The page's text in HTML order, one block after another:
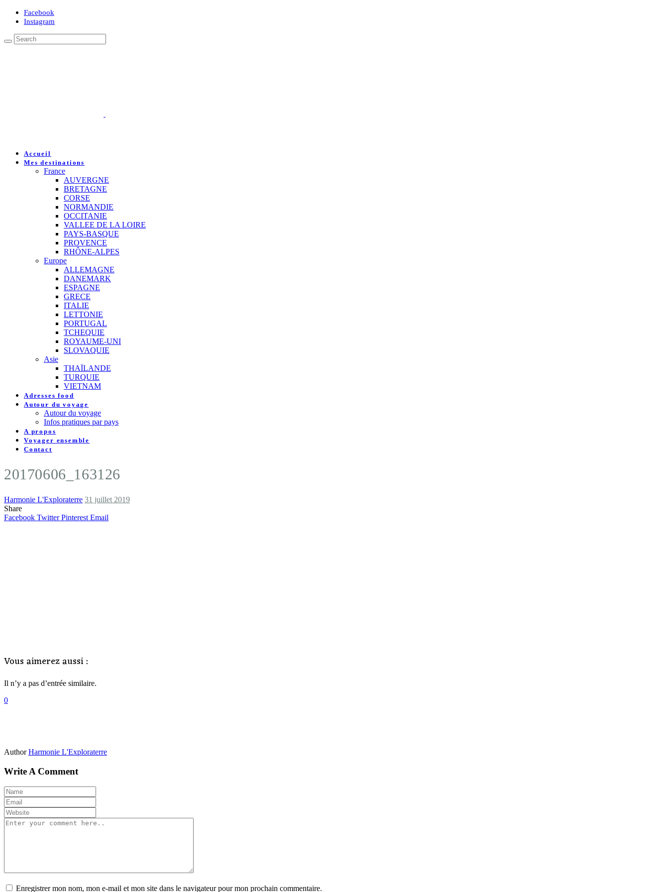
Facebook
Instagram
Accueil
Mes destinations
France
AUVERGNE
BRETAGNE
CORSE
NORMANDIE
OCCITANIE
VALLEE DE LA LOIRE
PAYS-BASQUE
PROVENCE
RHÔNE-ALPES
Europe
ALLEMAGNE
DANEMARK
ESPAGNE
GRECE
ITALIE
LETTONIE
PORTUGAL
TCHEQUIE
ROYAUME-UNI
SLOVAQUIE
Asie
THAÏLANDE
TURQUIE
VIETNAM
Adresses food
Autour du voyage
Autour du voyage
Infos pratiques par pays
A propos
Voyager ensemble
Contact
20170606_163126
Harmonie L'Exploraterre 31 juillet 2019
Share
Facebook Twitter Pinterest Email
Vous aimerez aussi :
Il n’y a pas d’entrée similaire.
0
Author Harmonie L'Exploraterre
Write A Comment
Enregistrer mon nom, mon e-mail et mon site dans le navigateur pour mon prochain commentaire.